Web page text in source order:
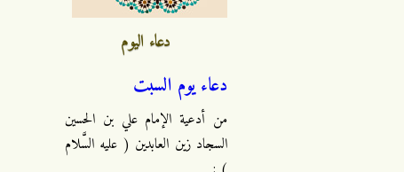
دعاء اليوم
دعاء يوم السبت
من أدعية الإمام علي بن الحسين
السجاد زين العابدين ( عليه السَّلام